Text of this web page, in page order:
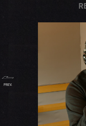
PREV.